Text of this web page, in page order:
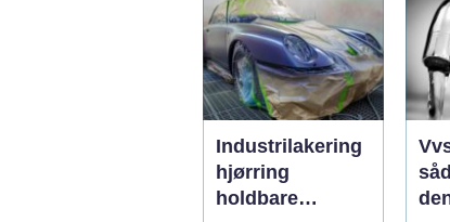
Industrilakering
hjørring
holdbare